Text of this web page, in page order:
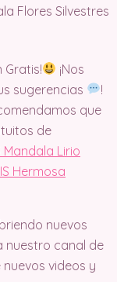
Gratis!
¡Nos
sugerencias
!
que
de
Mandala Lirio
Hermosa
nuevos
nuestro canal de
videos y